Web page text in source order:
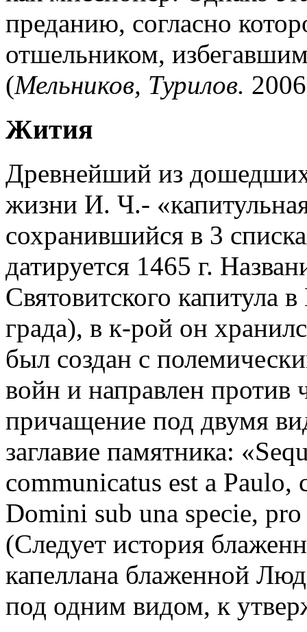
преданию, согласно
отшельником,
(Мельников, Турилов.
Жития
Древнейший из дошедших
жизни И. Ч.- «капитульная
сохранившийся в 3
датируется 1465 г.
Святовитского капитула
града), в к-рой он
был создан с
войн и направлен
причащение под двумя
заглавие памятника:
communicatus est a
Domini sub una specie,
(Следует история
капеллана блаженной
под одним видом, к